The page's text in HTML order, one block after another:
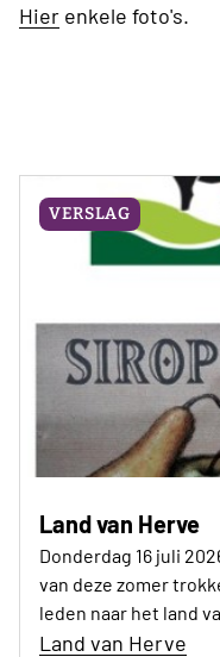
Hier enkele foto's.
VERSLAG
Land van Herve
Donderdag 16 juli
van deze zomer
leden naar het land
Land van Herve